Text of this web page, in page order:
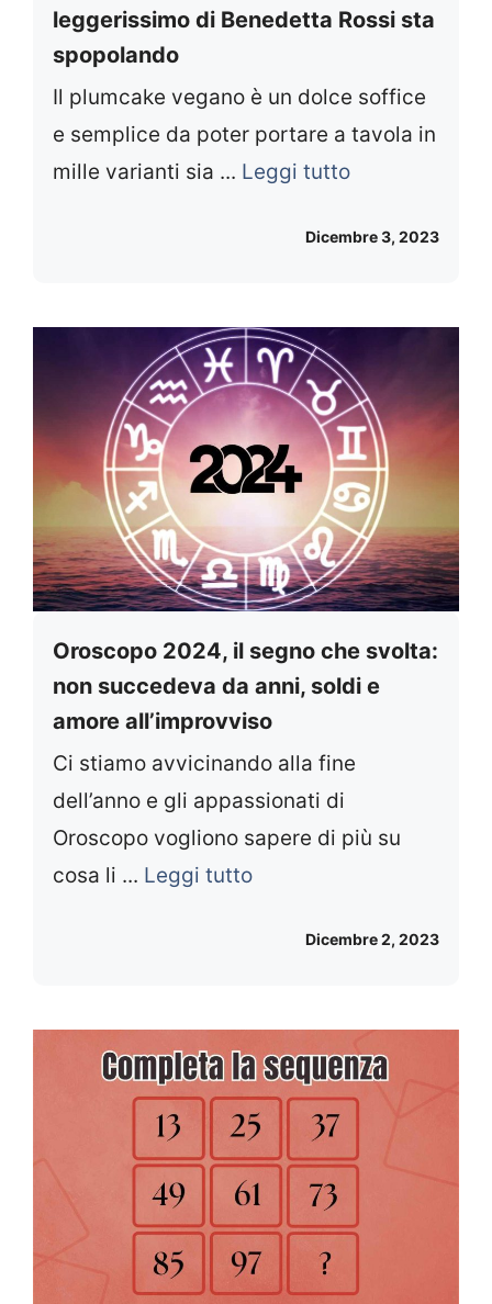
leggerissimo di Benedetta Rossi sta
spopolando
Il plumcake vegano è un dolce soffice
e semplice da poter portare a tavola in
mille varianti sia ... Leggi tutto
Dicembre 3, 2023
Oroscopo 2024, il segno che svolta:
non succedeva da anni, soldi e
amore all’improvviso
Ci stiamo avvicinando alla fine
dell’anno e gli appassionati di
Oroscopo vogliono sapere di più su
cosa li ... Leggi tutto
Dicembre 2, 2023